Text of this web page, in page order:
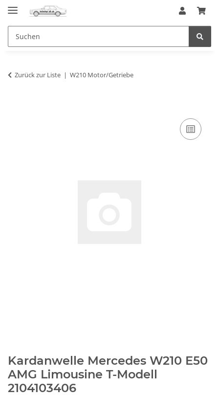
Zurück zur Liste W210 Motor/Getriebe
Kardanwelle Mercedes W210 E50
AMG Limousine T-Modell
2104103406